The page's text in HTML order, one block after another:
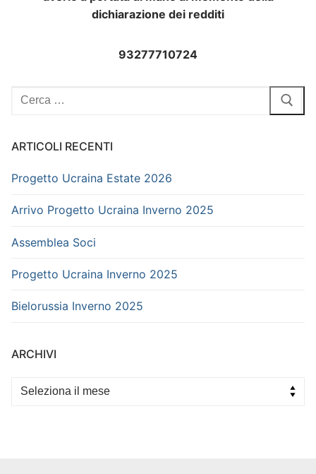
dichiarazione dei redditi
93277710724
Cerca:
ARTICOLI RECENTI
Progetto Ucraina Estate 2026
Arrivo Progetto Ucraina Inverno 2025
Assemblea Soci
Progetto Ucraina Inverno 2025
Bielorussia Inverno 2025
ARCHIVI
Archivi